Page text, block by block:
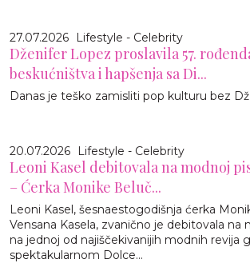
27.07.2026 Lifestyle - Celebrity
Dženifer Lopez proslavila 57.
beskućništva i hapšenja sa Di...
Danas je teško zamisliti pop kulturu bez
20.07.2026 Lifestyle - Celebrity
Leoni Kasel debitovala na modnoj
– Ćerka Monike Beluč...
Leoni Kasel, šesnaestogodišnja ćerka
Vensana Kasela, zvanično je debitovala na
na jednoj od najiščekivanijih modnih revija
spektakularnom Dolce...